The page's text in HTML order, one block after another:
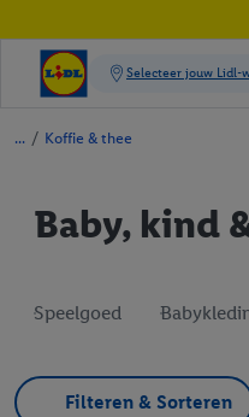
/ Koffie & thee
Baby, kind
Speelgoed
Filteren & Sorteren